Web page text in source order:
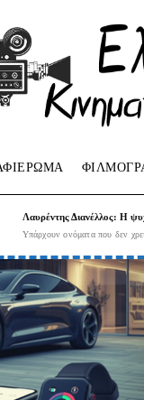
Λαυρέντης Διανέλλος: Η
Υπάρχουν ονόματα που δεν